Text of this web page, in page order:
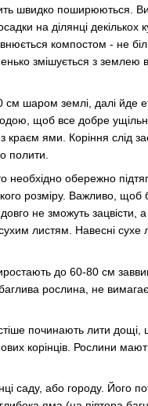
швидко поширюються.
на ділянці декількох
компостом - не
змішується з землею
см шаром землі, далі йде
щоб все добре
ями. Коріння слід
полити.
необхідно обережно
розміру. Важливо, щоб
не зможуть зацвісти,
листям. Навесні сухе
до 60-80 см
рослина, не
починають лити дощі,
корінців. Рослини
саду, або городу. Його